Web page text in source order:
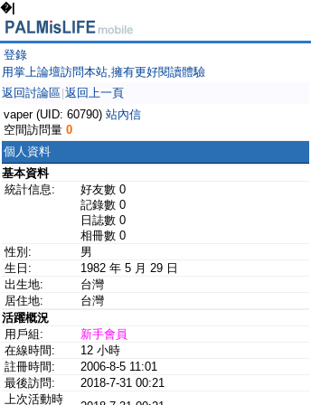
�|
登錄
用掌上論壇訪問本站,擁有更好閱讀體驗
返回討論區 返回上一頁
vaper (UID: 60790) 站內信
空間訪問量 0
個人資料
基本資料
統計信息:
好友數 0
記錄數 0
日誌數 0
相冊數 0
性別:
男
生日:
1982 年 5 月 29 日
出生地:
台灣
居住地:
台灣
活躍概況
用戶組:
新手會員
在線時間:
12 小時
註冊時間:
2006-8-5 11:01
最後訪問:
2018-7-31 00:21
上次活動時